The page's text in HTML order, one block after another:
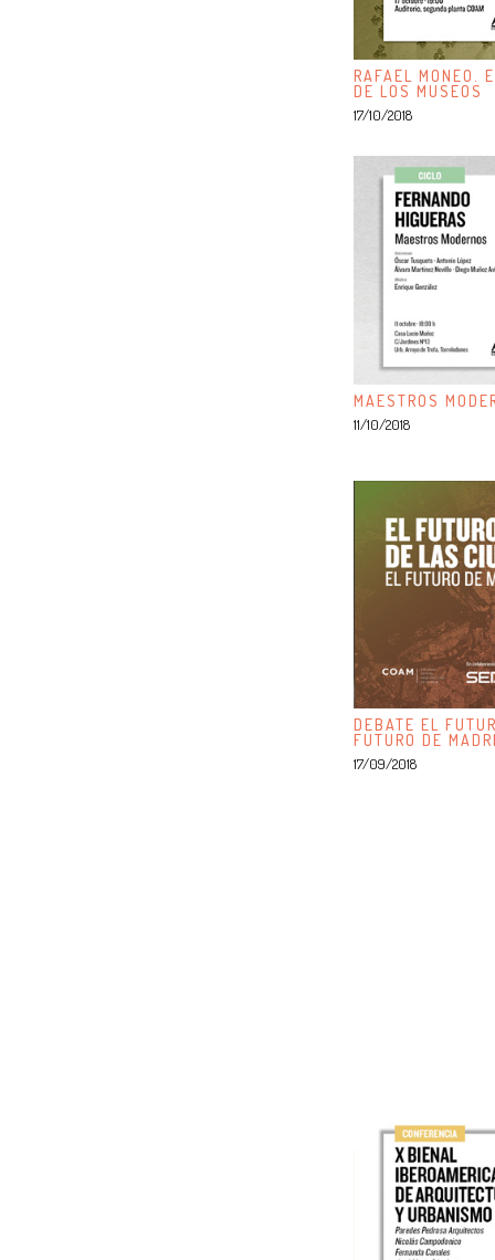
RAFAEL MONEO.
DE LOS MUSEOS
17/10/2018
MAESTROS
11/10/2018
DEBATE EL
FUTURO DE
17/09/2018